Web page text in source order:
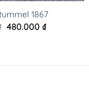
1867
Giá
480.000₫Giá